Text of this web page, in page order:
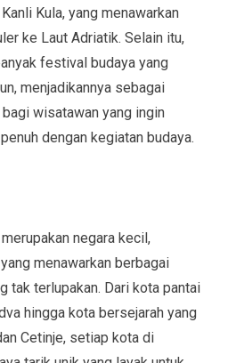
Kula, yang menawarkan
ke Laut Adriatik. Selain itu,
festival budaya yang
menjadikannya sebagai
wisatawan yang ingin
dengan kegiatan budaya.
negara kecil,
menawarkan berbagai
tak terlupakan. Dari kota pantai
hingga kota bersejarah yang
Cetinje, setiap kota di